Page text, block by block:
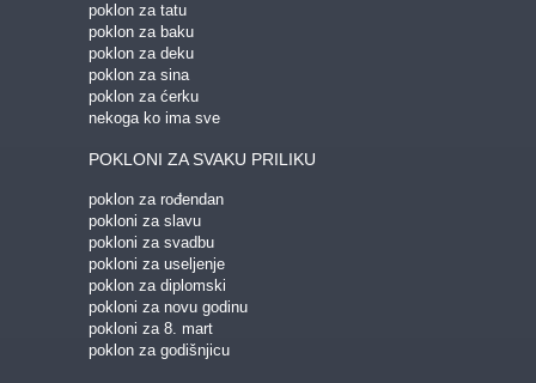
poklon za tatu
poklon za baku
poklon za deku
poklon za sina
poklon za ćerku
nekoga ko ima sve
POKLONI ZA SVAKU PRILIKU
poklon za rođendan
pokloni za slavu
pokloni za svadbu
pokloni za useljenje
poklon za diplomski
pokloni za novu godinu
pokloni za 8. mart
poklon za godišnjicu